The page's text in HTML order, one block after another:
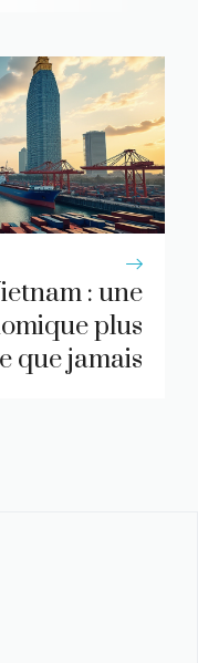
: une
plus
que jamais